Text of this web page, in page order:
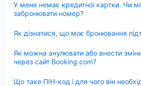
У мене немає кредитної картки. Чи
забронювати номер?
Як дізнатися, що моє бронювання
Як можна анулювати або внести
через сайт Booking.com?
Що таке ПІН-код і для чого він